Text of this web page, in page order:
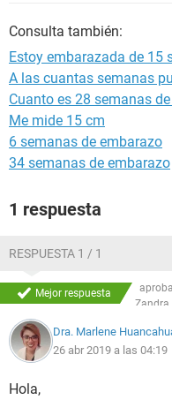
Consulta también:
Estoy embarazada de 15
A las cuantas semanas
Cuanto es 28 semanas
Me mide 15 cm
6 semanas de embarazo
34 semanas de embarazo
1 respuesta
RESPUESTA 1 / 1
Mejor respuesta
Zandra
Dra. Marlene
26 abr 2019 a las 04:19
Hola,